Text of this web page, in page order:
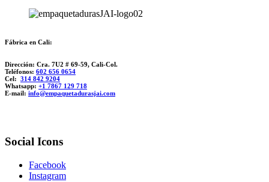
Fábrica en Cali:
Dirección: Cra. 7U2 # 69-59, Cali-Col.
Teléfonos: 602 656 0654
Cel: 314 842 9204
Whatsapp: +1 7867 129 718
E-mail: info@empaquetadurasjai.com
Social Icons
Facebook
Instagram